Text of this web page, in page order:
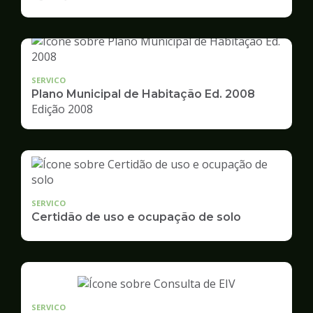
Desenvolvimento
Urbano
SERVICO
Plano Municipal de Habitação Ed. 2008
Edição 2008
SERVICO
Certidão de uso e ocupação de solo
SERVICO